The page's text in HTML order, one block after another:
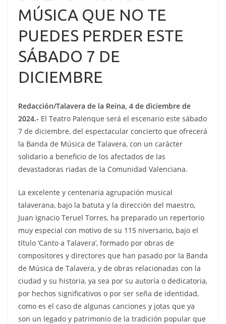
MÚSICA QUE NO TE
PUEDES PERDER ESTE
SÁBADO 7 DE
DICIEMBRE
Redacción/Talavera de la Reina, 4 de diciembre de
2024.- El Teatro Palenque será el escenario este sábado
7 de diciembre, del espectacular concierto que ofrecerá
la Banda de Música de Talavera, con un carácter
solidario a beneficio de los afectados de las
devastadoras riadas de la Comunidad Valenciana.
La excelente y centenaria agrupación musical
talaverana, bajo la batuta y la dirección del maestro,
Juan Ignacio Teruel Torres, ha preparado un repertorio
muy especial con motivo de su 115 niversario, bajo el
título ‘Canto a Talavera’, formado por obras de
compositores y directores que han pasado por la Banda
de Música de Talavera, y de obras relacionadas con la
ciudad y su historia, ya sea por su autoría o dedicatoria,
por hechos significativos o por ser seña de identidad,
como es el caso de algunas canciones y jotas que ya
son un legado y patrimonio de la tradición popular que